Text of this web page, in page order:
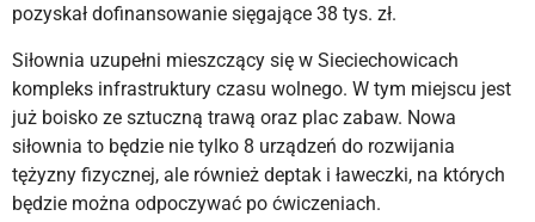
pozyskał dofinansowanie sięgające 38 tys. zł.
Siłownia uzupełni mieszczący się w Sieciechowicach
kompleks infrastruktury czasu wolnego. W tym miejscu jest
już boisko ze sztuczną trawą oraz plac zabaw. Nowa
siłownia to będzie nie tylko 8 urządzeń do rozwijania
tężyzny fizycznej, ale również deptak i ławeczki, na których
będzie można odpoczywać po ćwiczeniach.